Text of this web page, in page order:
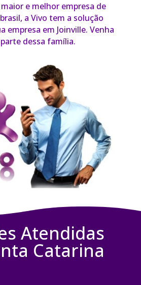
e melhor empresa de
a Vivo tem a solução
empresa em Joinville. Venha
dessa família.
Atendidas
Catarina